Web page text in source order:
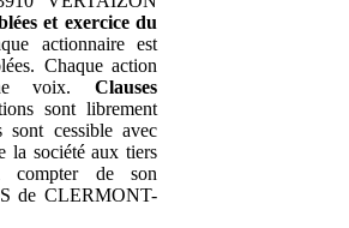
et exercice du
actionnaire est
Chaque action
voix. Clauses
sont librement
sont cessible avec
la société aux tiers
de son
de CLERMONT-